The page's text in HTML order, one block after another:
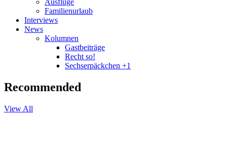
Ausflüge
Familienurlaub
Interviews
News
Kolumnen
Gastbeiträge
Recht so!
Sechserpäckchen +1
Recommended
View All